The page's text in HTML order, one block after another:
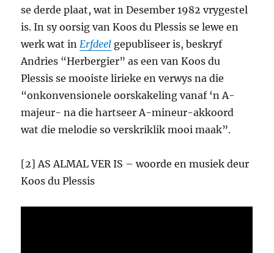
se derde plaat, wat in Desember 1982 vrygestel
is. In sy oorsig van Koos du Plessis se lewe en
werk wat inErfdeel gepubliseer is, beskryf
Andries “Herbergier” as een van Koos du
Plessis se mooiste lirieke en verwys na die
“onkonvensionele oorskakeling vanaf ‘n A-
majeur- na die hartseer A-mineur-akkoord
wat die melodie so verskriklik mooi maak”.
[2] AS ALMAL VER IS – woorde en musiek deur
Koos du Plessis